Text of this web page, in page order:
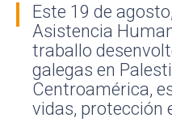
Este 19 de
Asistencia
traballo
galegas en
Centroamérica,
vidas, protección